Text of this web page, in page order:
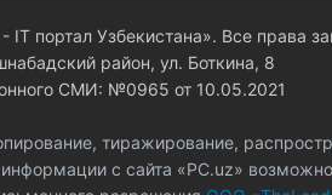
IT портал Узбекистана». Все права
район, ул. Боткина, 8
СМИ: №0965 от 10.05.2021
тиражирование,
с сайта «PC.uz»